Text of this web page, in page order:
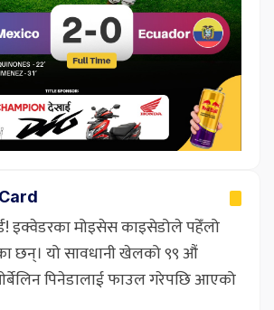
इक्वेडरका मोइसेस काइसेडोले पहेँलो
छन्। यो सावधानी खेलको ९९ औं
पिनेडालाई फाउल गरेपछि आएको